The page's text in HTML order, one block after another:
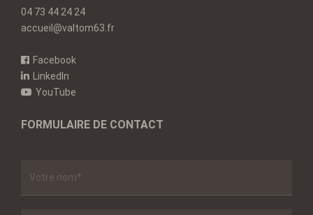
04 73 44 24 24
accueil@valtom63.fr
Facebook
LinkedIn
YouTube
FORMULAIRE DE CONTACT